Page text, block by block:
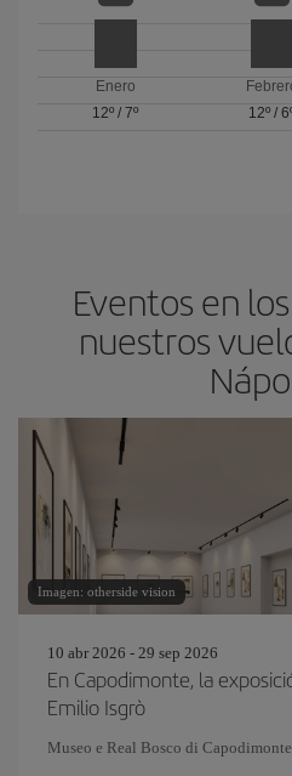
Enero
12º /7º
12º /
Eventos en
nuestros
Imagen: otherside vision
10 abr 2026 - 29 sep 2026
En Capodimonte, la
Emilio Isgrò
Museo e Real Bosco di Capodimonte